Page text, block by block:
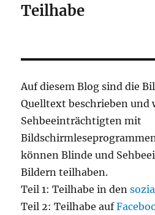
Teilhabe
Auf diesem Blog sind die
Quelltext beschrieben und
Sehbeeinträchtigten mit
können Blinde und
Bildern teilhaben.
Teil 1: Teilhabe in den
Teil 2: Teilhabe auf